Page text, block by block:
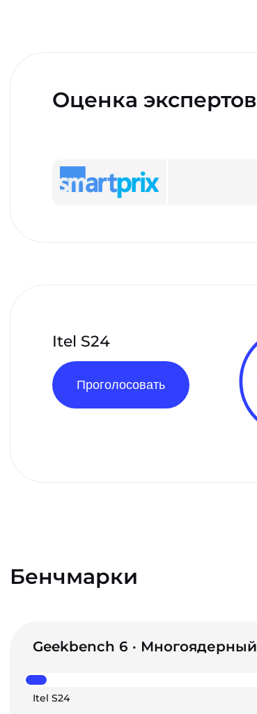
Оценка экспертов
Itel S24
Проголосовать
Бенчмарки
Geekbench 6 · Многоядерный
Itel S24